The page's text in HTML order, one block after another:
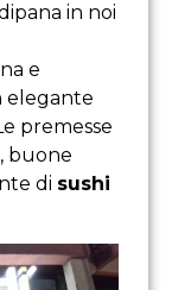
in noi
e
elegante
premesse
buone
di sushi